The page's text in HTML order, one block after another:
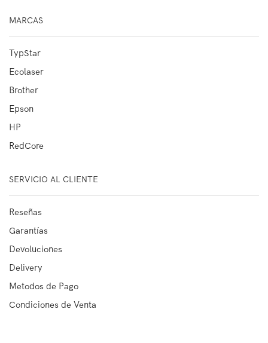
MARCAS
TypStar
Ecolaser
Brother
Epson
HP
RedCore
SERVICIO AL CLIENTE
Reseñas
Garantías
Devoluciones
Delivery
Metodos de Pago
Condiciones de Venta